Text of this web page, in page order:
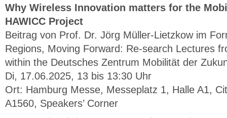
Why Wireless Innovation matters for the
HAWICC Project
Beitrag von Prof. Dr. Jörg Müller-Lietzkow im
Regions, Moving Forward: Re-search Lectures
within the Deutsches Zentrum Mobilität der
Di, 17.06.2025, 13 bis 13:30 Uhr
Ort: Hamburg Messe, Messeplatz 1, Halle A1,
A1560, Speakers’ Corner